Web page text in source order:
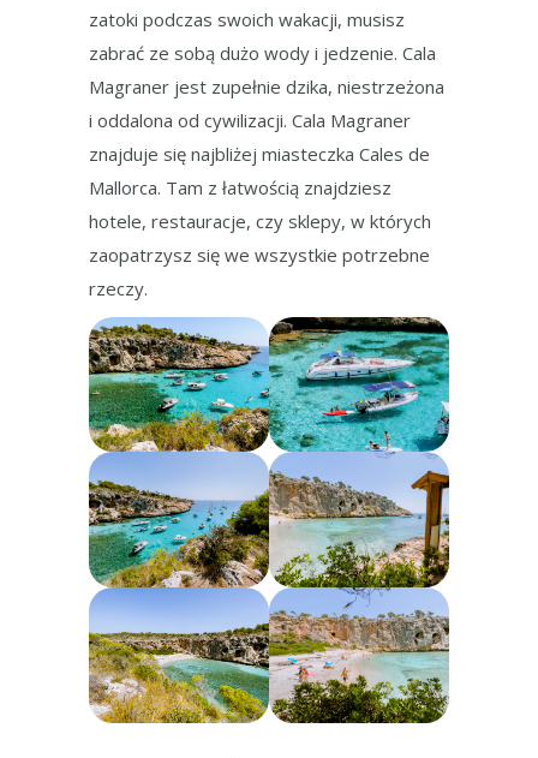
zatoki podczas swoich wakacji, musisz
zabrać ze sobą dużo wody i jedzenie. Cala
Magraner jest zupełnie dzika, niestrzeżona
i oddalona od cywilizacji. Cala Magraner
znajduje się najbliżej miasteczka Cales de
Mallorca. Tam z łatwością znajdziesz
hotele, restauracje, czy sklepy, w których
zaopatrzysz się we wszystkie potrzebne
rzeczy.